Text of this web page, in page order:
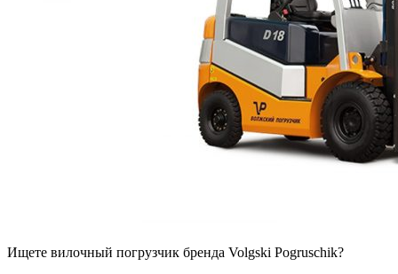
Ищете вилочный погрузчик бренда Volgski Pogruschik?